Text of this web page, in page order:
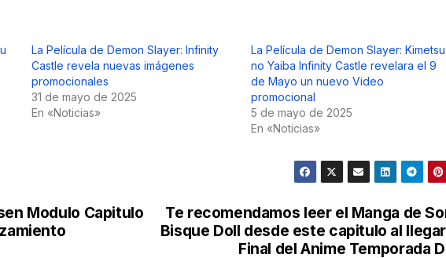
La Película de Demon Slayer: Infinity
Castle revela nuevas imágenes
promocionales
31 de mayo de 2025
En «Noticias»
La Película de Demon Slayer: Kimetsu
no Yaiba Infinity Castle revelara el 9
de Mayo un nuevo Video
promocional
5 de mayo de 2025
En «Noticias»
Te recomendamos leer el Manga de
Bisque Doll desde este capitulo al
Final del Anime Temporada
Modulo Capitulo